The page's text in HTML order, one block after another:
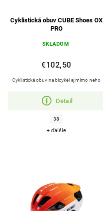
Cyklistická obuv CUBE Shoes OX
PRO
SKLADOM
€102,50
Detail
Cyklistická obuv na bicykel aj mimo neho
38
+ ďalšie